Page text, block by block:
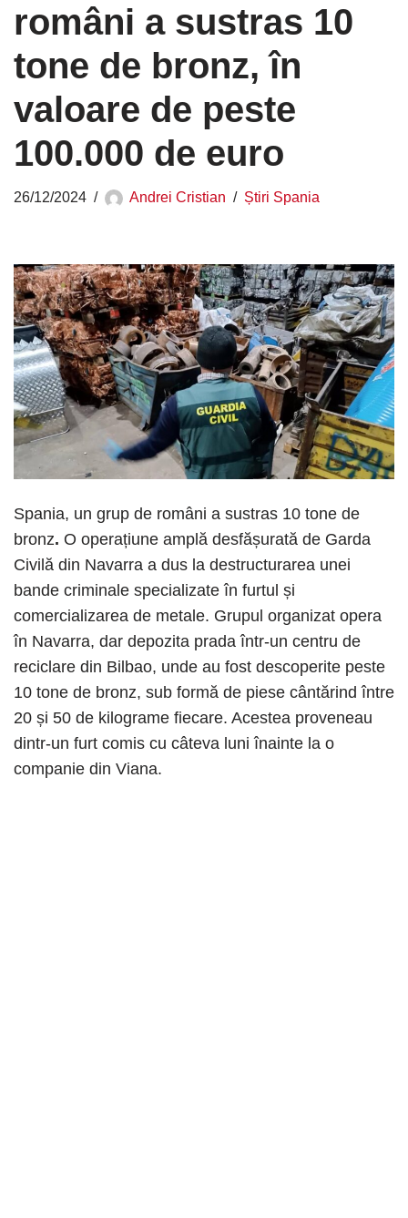
români a sustras 10
tone de bronz, în
valoare de peste
100.000 de euro
26/12/2024 Andrei Cristian Știri Spania
Spania, un grup de români a sustras 10 tone de
bronz. O operațiune amplă desfășurată de Garda
Civilă din Navarra a dus la destructurarea unei
bande criminale specializate în furtul și
comercializarea de metale. Grupul organizat opera
în Navarra, dar depozita prada într-un centru de
reciclare din Bilbao, unde au fost descoperite peste
10 tone de bronz, sub formă de piese cântărind între
20 și 50 de kilograme fiecare. Acestea proveneau
dintr-un furt comis cu câteva luni înainte la o
companie din Viana.